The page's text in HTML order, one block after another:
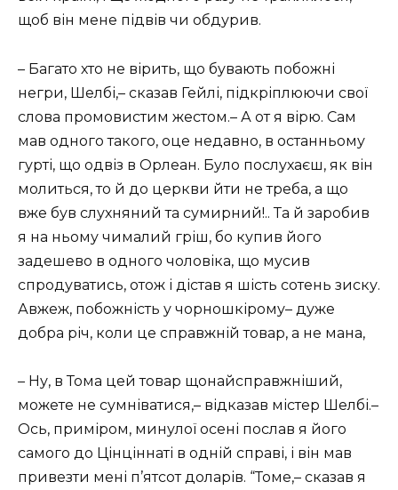
щоб він мене підвів чи обдурив.
– Багато хто не вірить, що бувають побожні
негри, Шелбі,– сказав Гейлі, підкріплюючи свої
слова промовистим жестом.– А от я вірю. Сам
мав одного такого, оце недавно, в останньому
гурті, що одвіз в Орлеан. Було послухаєш, як він
молиться, то й до церкви йти не треба, а що
вже був слухняний та сумирний!.. Та й заробив
я на ньому чималий гріш, бо купив його
задешево в одного чоловіка, що мусив
спродуватись, отож і дістав я шість сотень зиску.
Авжеж, побожність у чорношкірому– дуже
добра річ, коли це справжній товар, а не мана,
– Ну, в Тома цей товар щонайсправжніший,
можете не сумніватися,– відказав містер Шелбі.–
Ось, приміром, минулої осені послав я його
самого до Цінціннаті в одній справі, і він мав
привезти мені п’ятсот доларів. “Томе,– сказав я